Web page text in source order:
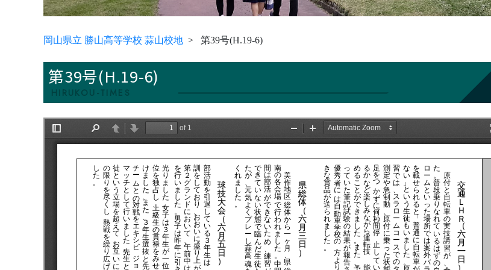
岡山県立 勝山高等学校 蒜山校地 第39号(H.19-6)
第39号(H.19-6)
HIRUKOU-TIMES